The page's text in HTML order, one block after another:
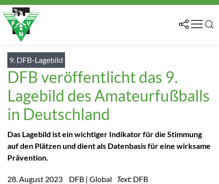
9. DFB-Lagebild
DFB veröffentlicht das 9.
Lagebild des Amateurfußballs
in Deutschland
Das Lagebild ist ein wichtiger Indikator für die Stimmung
auf den Plätzen und dient als Datenbasis für eine wirksame
Prävention.
28. August 2023 DFB | Global Text: DFB